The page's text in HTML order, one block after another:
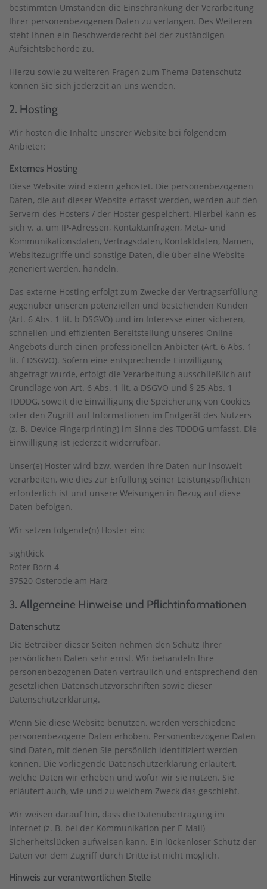
bestimmten Umständen die Einschränkung der Verarbeitung
Ihrer personenbezogenen Daten zu verlangen. Des Weiteren
steht Ihnen ein Beschwerderecht bei der zuständigen
Aufsichtsbehörde zu.
Hierzu sowie zu weiteren Fragen zum Thema Datenschutz
können Sie sich jederzeit an uns wenden.
2. Hosting
Wir hosten die Inhalte unserer Website bei folgendem
Anbieter:
Externes Hosting
Diese Website wird extern gehostet. Die personenbezogenen
Daten, die auf dieser Website erfasst werden, werden auf den
Servern des Hosters / der Hoster gespeichert. Hierbei kann es
sich v. a. um IP-Adressen, Kontaktanfragen, Meta- und
Kommunikationsdaten, Vertragsdaten, Kontaktdaten, Namen,
Websitezugriffe und sonstige Daten, die über eine Website
generiert werden, handeln.
Das externe Hosting erfolgt zum Zwecke der Vertragserfüllung
gegenüber unseren potenziellen und bestehenden Kunden
(Art. 6 Abs. 1 lit. b DSGVO) und im Interesse einer sicheren,
schnellen und effizienten Bereitstellung unseres Online-
Angebots durch einen professionellen Anbieter (Art. 6 Abs. 1
lit. f DSGVO). Sofern eine entsprechende Einwilligung
abgefragt wurde, erfolgt die Verarbeitung ausschließlich auf
Grundlage von Art. 6 Abs. 1 lit. a DSGVO und § 25 Abs. 1
TDDDG, soweit die Einwilligung die Speicherung von Cookies
oder den Zugriff auf Informationen im Endgerät des Nutzers
(z. B. Device-Fingerprinting) im Sinne des TDDDG umfasst. Die
Einwilligung ist jederzeit widerrufbar.
Unser(e) Hoster wird bzw. werden Ihre Daten nur insoweit
verarbeiten, wie dies zur Erfüllung seiner Leistungspflichten
erforderlich ist und unsere Weisungen in Bezug auf diese
Daten befolgen.
Wir setzen folgende(n) Hoster ein:
sightkick
Roter Born 4
37520 Osterode am Harz
3. Allgemeine Hinweise und Pflicht­informationen
Datenschutz
Die Betreiber dieser Seiten nehmen den Schutz Ihrer
persönlichen Daten sehr ernst. Wir behandeln Ihre
personenbezogenen Daten vertraulich und entsprechend den
gesetzlichen Datenschutzvorschriften sowie dieser
Datenschutzerklärung.
Wenn Sie diese Website benutzen, werden verschiedene
personenbezogene Daten erhoben. Personenbezogene Daten
sind Daten, mit denen Sie persönlich identifiziert werden
können. Die vorliegende Datenschutzerklärung erläutert,
welche Daten wir erheben und wofür wir sie nutzen. Sie
erläutert auch, wie und zu welchem Zweck das geschieht.
Wir weisen darauf hin, dass die Datenübertragung im
Internet (z. B. bei der Kommunikation per E-Mail)
Sicherheitslücken aufweisen kann. Ein lückenloser Schutz der
Daten vor dem Zugriff durch Dritte ist nicht möglich.
Hinweis zur verantwortlichen Stelle